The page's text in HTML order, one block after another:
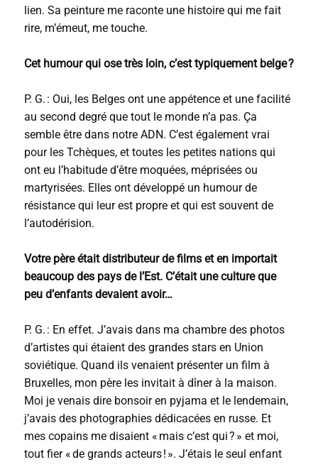
lien. Sa peinture me raconte une histoire qui me fait
rire, m’émeut, me touche.
Cet humour qui ose très loin, c’est typiquement belge ?
P. G. : Oui, les Belges ont une appétence et une facilité
au second degré que tout le monde n’a pas. Ça
semble être dans notre ADN. C’est également vrai
pour les Tchèques, et toutes les petites nations qui
ont eu l’habitude d’être moquées, méprisées ou
martyrisées. Elles ont développé un humour de
résistance qui leur est propre et qui est souvent de
l’autodérision.
Votre père était distributeur de films et en importait
beaucoup des pays de l’Est. C’était une culture que
peu d’enfants devaient avoir…
P. G. : En effet. J’avais dans ma chambre des photos
d’artistes qui étaient des grandes stars en Union
soviétique. Quand ils venaient présenter un film à
Bruxelles, mon père les invitait à dîner à la maison.
Moi je venais dire bonsoir en pyjama et le lendemain,
j’avais des photographies dédicacées en russe. Et
mes copains me disaient « mais c’est qui ? » et moi,
tout fier « de grands acteurs ! ». J’étais le seul enfant